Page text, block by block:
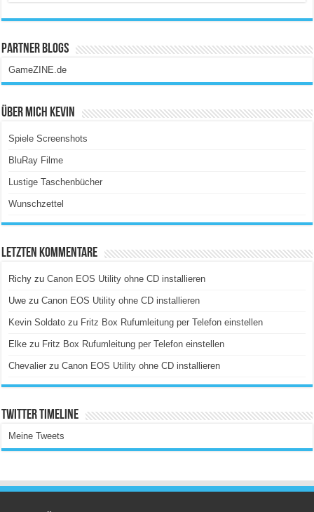
Partner Blogs
GameZINE.de
Über Mich Kevin
Spiele Screenshots
BluRay Filme
Lustige Taschenbücher
Wunschzettel
Letzten Kommentare
Richy zuCanon EOS Utility ohne CD installieren
Uwe zuCanon EOS Utility ohne CD installieren
Kevin Soldato zu Fritz Box Rufumleitung per Telefon einstellen
Elke zu Fritz Box Rufumleitung per Telefon einstellen
Chevalier zuCanon EOS Utility ohne CD installieren
Twitter Timeline
Meine Tweets